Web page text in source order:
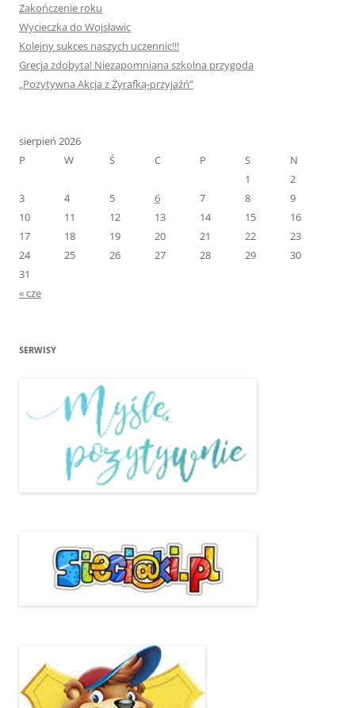
Zakończenie roku
Wycieczka do Wojsławic
Kolejny sukces naszych uczennic!!!
Grecja zdobyta! Niezapomniana szkolna przygoda
„Pozytywna Akcja z Żyrafką-przyjaźń”
sierpień 2026
P
W Ś C P S
N
1
2
3
4 5 6 7 8
9
10
11 12 13 14 15
16
17
18 19 20 21 22
23
24
25 26 27 28 29
30
31
« cze
SERWISY